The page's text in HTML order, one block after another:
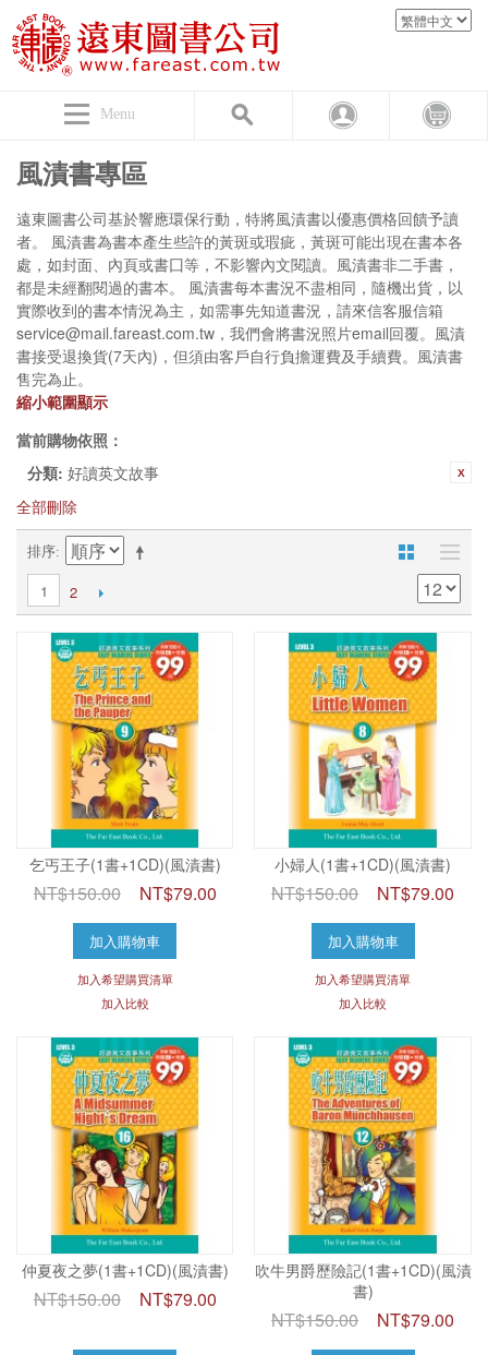
Menu
風漬書專區
遠東圖書公司基於響應環保行動，特將風漬書以優惠價格回饋予讀
者。 風漬書為書本產生些許的黃斑或瑕疵，黃斑可能出現在書本各
處，如封面、內頁或書囗等，不影響內文閱讀。風漬書非二手書，
都是未經翻閱過的書本。 風漬書每本書況不盡相同，隨機出貨，以
實際收到的書本情況為主，如需事先知道書況，請來信客服信箱
service@mail.fareast.com.tw，我們會將書況照片email回覆。風漬
書接受退換貨(7天內)，但須由客戶自行負擔運費及手續費。風漬書
售完為止。
縮小範圍顯示
當前購物依照：
分類: 好讀英文故事
全部刪除
排序
1 2
乞丐王子(1書+1CD)(風漬書)
NT$150.00 NT$79.00
加入購物車
加入希望購買清單
加入比較
小婦人(1書+1CD)(風漬書)
NT$150.00 NT$79.00
加入購物車
加入希望購買清單
加入比較
仲夏夜之夢(1書+1CD)(風漬書)
NT$150.00 NT$79.00
吹牛男爵歷險記(1書+1CD)(風漬
書)
NT$150.00 NT$79.00